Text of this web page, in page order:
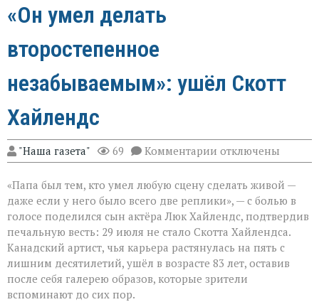
«Он умел делать
второстепенное
незабываемым»: ушёл Скотт
Хайлендс
"Наша газета" 69 Комментарии к
записи
умел
делать
второстепенное
незабываемым»:
ушёл
Скотт
Хайлендс
отключены
«Папа был тем, кто умел любую сцену сделать живой —
даже если у него было всего две реплики», — с болью в
голосе поделился сын актёра Люк Хайлендс, подтвердив
печальную весть: 29 июля не стало Скотта Хайлендса.
Канадский артист, чья карьера растянулась на пять с
лишним десятилетий, ушёл в возрасте 83 лет, оставив
после себя галерею образов, которые зрители
вспоминают до сих пор.